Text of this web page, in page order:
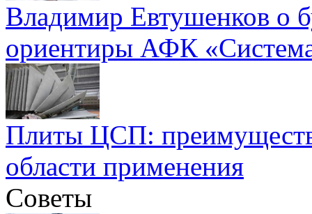
Владимир Евтушенков о
ориентиры АФК
Плиты ЦСП:
области применения
Советы